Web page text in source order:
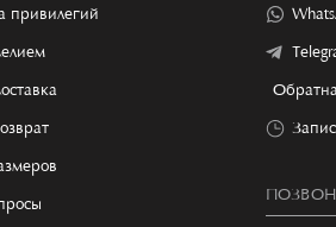
привилегий